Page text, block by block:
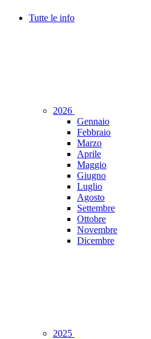
Tutte le info
2026
Gennaio
Febbraio
Marzo
Aprile
Maggio
Giugno
Luglio
Agosto
Settembre
Ottobre
Novembre
Dicembre
2025